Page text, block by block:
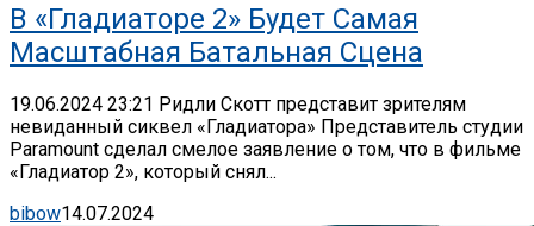
В «Гладиаторе 2» Будет Самая
Масштабная Батальная Сцена
19.06.2024 23:21 Ридли Скотт представит зрителям
невиданный сиквел «Гладиатора» Представитель студии
Paramount сделал смелое заявление о том, что в фильме
«Гладиатор 2», который снял...
bibow14.07.2024